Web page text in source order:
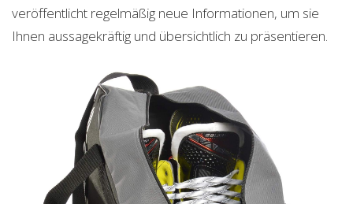
veröffentlicht regelmäßig neue Informationen, um sie
Ihnen aussagekräftig und übersichtlich zu präsentieren.